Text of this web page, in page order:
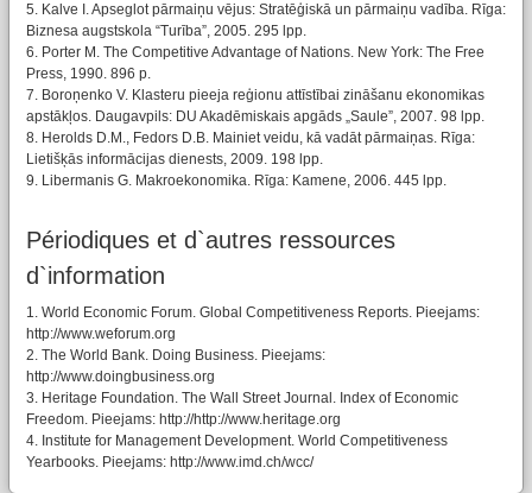
5. Kalve I. Apseglot pārmaiņu vējus: Stratēģiskā un pārmaiņu vadība. Rīga:
Biznesa augstskola “Turība”, 2005. 295 lpp.
6. Porter M. The Competitive Advantage of Nations. New York: The Free
Press, 1990. 896 p.
7. Boroņenko V. Klasteru pieeja reģionu attīstībai zināšanu ekonomikas
apstākļos. Daugavpils: DU Akadēmiskais apgāds „Saule”, 2007. 98 lpp.
8. Herolds D.M., Fedors D.B. Mainiet veidu, kā vadāt pārmaiņas. Rīga:
Lietišķās informācijas dienests, 2009. 198 lpp.
9. Libermanis G. Makroekonomika. Rīga: Kamene, 2006. 445 lpp.
Périodiques et d`autres ressources
d`information
1. World Economic Forum. Global Competitiveness Reports. Pieejams:
http://www.weforum.org
2. The World Bank. Doing Business. Pieejams:
http://www.doingbusiness.org
3. Heritage Foundation. The Wall Street Journal. Index of Economic
Freedom. Pieejams: http://http://www.heritage.org
4. Institute for Management Development. World Competitiveness
Yearbooks. Pieejams: http://www.imd.ch/wcc/